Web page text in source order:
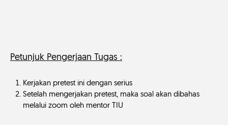
Petunjuk Pengerjaan Tugas :
Kerjakan pretest ini dengan serius
Setelah mengerjakan pretest, maka soal akan dibahas
melalui zoom oleh mentor TIU